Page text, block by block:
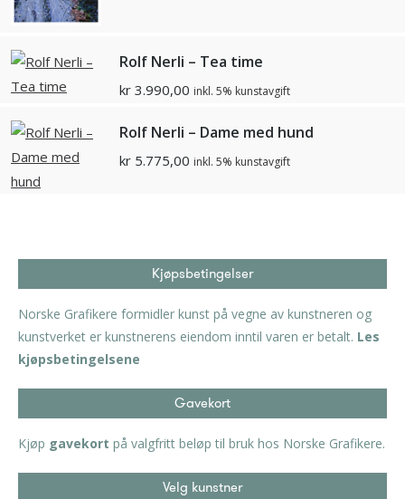
Rolf Nerli – Tea time
kr 3.990,00 inkl. 5% kunstavgift
Rolf Nerli – Dame med hund
kr 5.775,00 inkl. 5% kunstavgift
Kjøpsbetingelser
Norske Grafikere formidler kunst på vegne av kunstneren og
kunstverket er kunstnerens eiendom inntil varen er betalt. Les
kjøpsbetingelsene
Gavekort
Kjøp gavekort på valgfritt beløp til bruk hos Norske Grafikere.
Velg kunstner